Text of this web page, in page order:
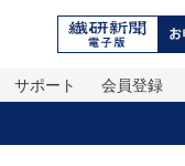
会員登録
サポート